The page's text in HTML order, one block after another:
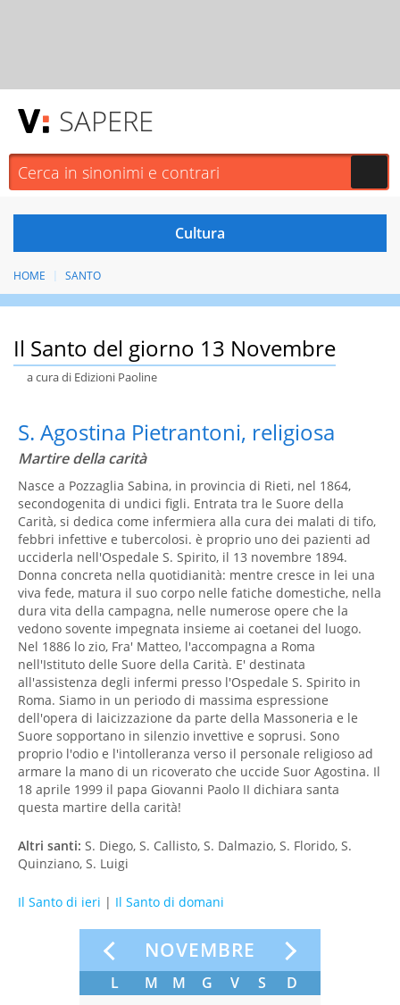
SAPERE
HOME SANTO
Il Santo del giorno 13 Novembre
a cura di Edizioni Paoline
S. Agostina Pietrantoni, religiosa
Martire della carità
Nasce a Pozzaglia Sabina, in provincia di Rieti, nel 1864,
secondogenita di undici figli. Entrata tra le Suore della
Carità, si dedica come infermiera alla cura dei malati di tifo,
febbri infettive e tubercolosi. è proprio uno dei pazienti ad
ucciderla nell'Ospedale S. Spirito, il 13 novembre 1894.
Donna concreta nella quotidianità: mentre cresce in lei una
viva fede, matura il suo corpo nelle fatiche domestiche, nella
dura vita della campagna, nelle numerose opere che la
vedono sovente impegnata insieme ai coetanei del luogo.
Nel 1886 lo zio, Fra' Matteo, l'accompagna a Roma
nell'Istituto delle Suore della Carità. E' destinata
all'assistenza degli infermi presso l'Ospedale S. Spirito in
Roma. Siamo in un periodo di massima espressione
dell'opera di laicizzazione da parte della Massoneria e le
Suore sopportano in silenzio invettive e soprusi. Sono
proprio l'odio e l'intolleranza verso il personale religioso ad
armare la mano di un ricoverato che uccide Suor Agostina. Il
18 aprile 1999 il papa Giovanni Paolo II dichiara santa
questa martire della carità!
Altri santi: S. Diego, S. Callisto, S. Dalmazio, S. Florido, S.
Quinziano, S. Luigi
Il Santo di ieri | Il Santo di domani
NOVEMBRE
L M M G V S D